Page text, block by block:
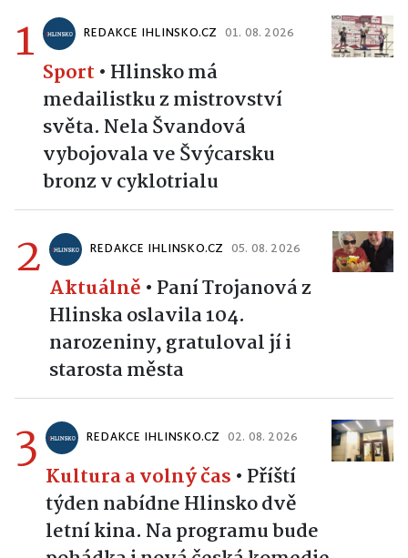
1 REDAKCE IHLINSKO.CZ 01. 08. 2026
Sport • Hlinsko má
medailistku z mistrovství
světa. Nela Švandová
vybojovala ve Švýcarsku
bronz v cyklotrialu
2 REDAKCE IHLINSKO.CZ 05. 08. 2026
Aktuálně • Paní Trojanová z
Hlinska oslavila 104.
narozeniny, gratuloval jí i
starosta města
3 REDAKCE IHLINSKO.CZ 02. 08. 2026
Kultura a volný čas • Příští
týden nabídne Hlinsko dvě
letní kina. Na programu bude